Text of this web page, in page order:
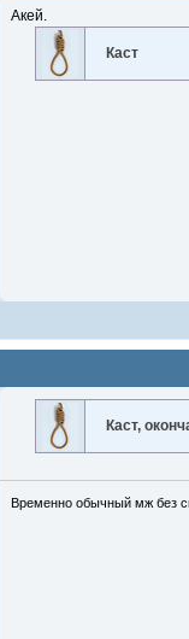
Акей.
Каст
Каст,
Временно обычный мж без